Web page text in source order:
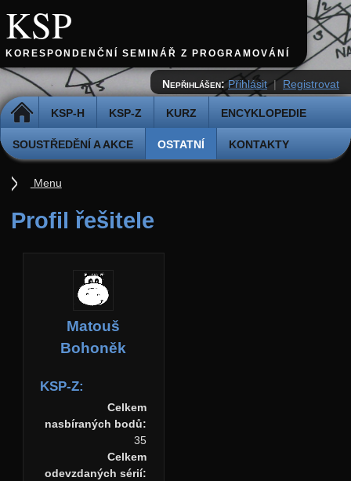
KSP
KORESPONDENČNÍ SEMINÁŘ Z PROGRAMOVÁNÍ
DOMŮ KSP-H KSP-Z KURZ ENCYKLOPEDIE
SOUSTŘEDĚNÍ A AKCE OSTATNÍ KONTAKTY
Nepřihlášen: Přihlásit | Registrovat
Profil řešitele
Matouš
Bohoněk
KSP-Z:
Celkem
nasbíraných bodů:
35
Celkem
odevzdaných sérií:
Menu